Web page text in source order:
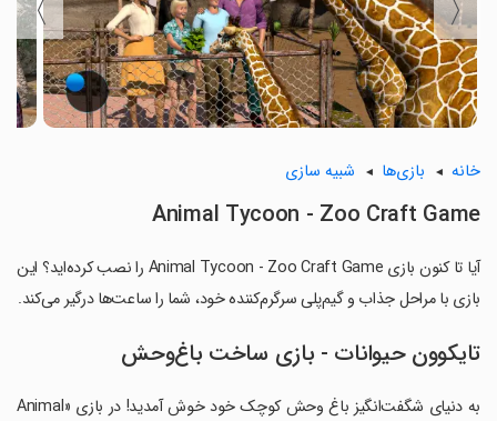
〈
〉
خانه بازی‌ها شبیه سازی
Animal Tycoon - Zoo Craft Game
آیا تا کنون بازی Animal Tycoon - Zoo Craft Game را نصب کرده‌اید؟ این
بازی با مراحل جذاب و گیم‌پلی سرگرم‌کننده خود، شما را ساعت‌ها درگیر می‌کند.
تایکوون حیوانات - بازی ساخت باغ‌وحش
به دنیای شگفت‌انگیز باغ وحش کوچک خود خوش آمدید! در بازی «Animal